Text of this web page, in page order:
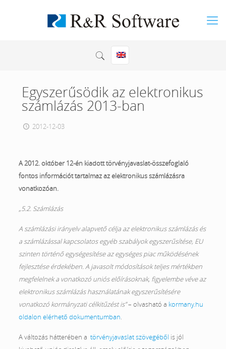
Egyszerűsödik az elektronikus
számlázás 2013-ban
2012-12-03
A 2012. október 12-én kiadott törvényjavaslat-összefoglaló
fontos információt tartalmaz az elektronikus számlázásra
vonatkozóan.
„5.2. Számlázás
A számlázási irányelv alapvető célja az elektronikus számlázás és
a számlázással kapcsolatos egyéb szabályok egyszerűsítése, EU
szinten történő egységesítése az egységes piac működésének
fejlesztése érdekében. A javasolt módosítások teljes mértékben
megfelelnek a vonatkozó uniós előírásoknak, figyelembe véve az
elektronikus számlázás használatának egyszerűsítésére
vonatkozó kormányzati célkitűzést is”– olvasható a kormany.hu
oldalon elérhető dokumentumban.
A változás hátterében a törvényjavaslat szövegéből is jól